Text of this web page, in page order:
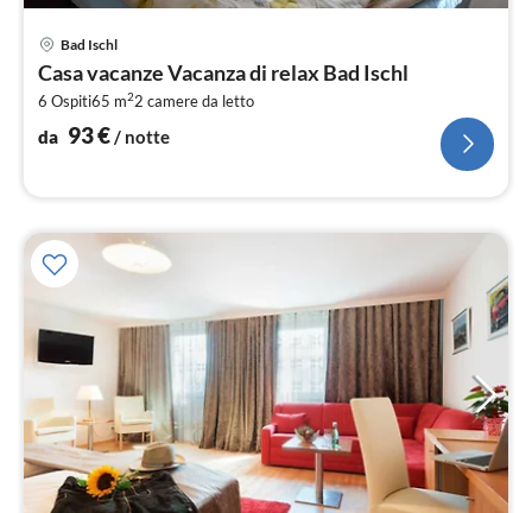
Bad Ischl
Casa vacanze Vacanza di relax Bad Ischl
6 Ospiti65 m22 camere da letto
da 93€/ notte